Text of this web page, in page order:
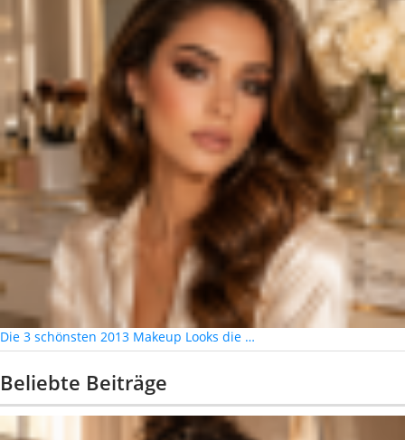
Die 3 schönsten 2013 Makeup Looks die …
Beliebte Beiträge